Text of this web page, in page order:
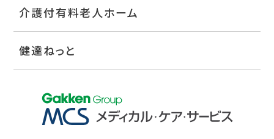
介護付有料老人ホーム
健達ねっと